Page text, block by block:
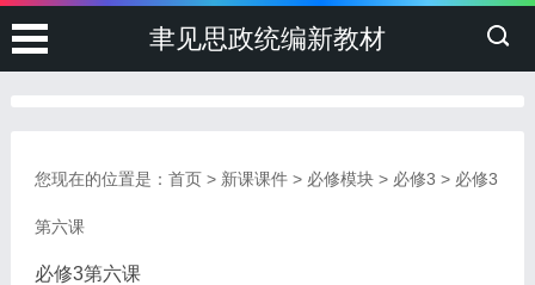
聿见思政统编新教材
您现在的位置是： 首页> 新课课件> 必修模块> 必修3 > 必修3
第六课
必修3第六课